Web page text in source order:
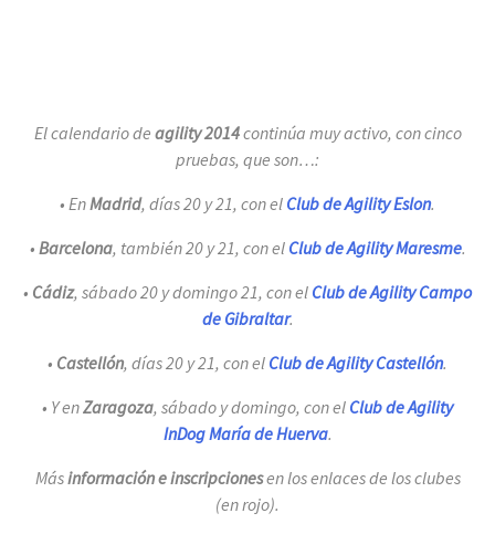
El calendario de agility 2014continúa muy activo, con cinco
pruebas, que son…:
• EnMadrid, días 20 y 21, con el Club de Agility Eslon.
• Barcelona, también 20 y 21, con el Club de Agility Maresme.
• Cádiz, sábado 20 y domingo 21, con el Club de Agility Campo
de Gibraltar.
• Castellón, días 20 y 21, con el Club de Agility Castellón.
• Y enZaragoza, sábado y domingo, con el Club de Agility
InDog María de Huerva.
Másinformación e inscripcionesen los enlaces de los clubes
(en rojo).